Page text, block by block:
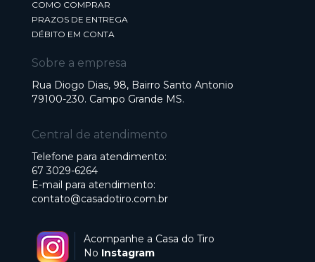
COMO COMPRAR
PRAZOS DE ENTREGA
DÉBITO EM CONTA
Sobre a empresa
Rua Diogo Dias, 98, Bairro Santo Antonio
79100-230. Campo Grande MS.
Central de atendimento
Telefone para atendimento:
67 3029-6264
E-mail para atendimento:
contato@casadotiro.com.br
Acompanhe a Casa do Tiro
No Instagram